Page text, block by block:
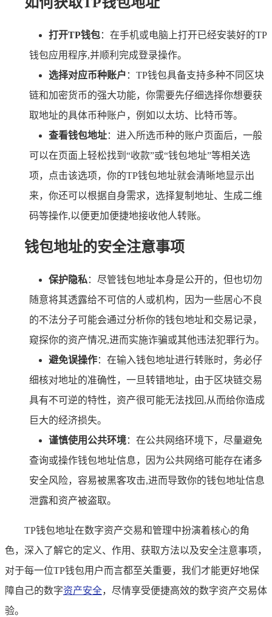
打开TP钱包：在手机或电脑上打开已经安装好的TP
钱包应用程序,并顺利完成登录操作。
选择对应币种账户 ：TP钱包具备支持多种不同区块
链和加密货币的强大功能，你需要先仔细选择你想要获
取地址的具体币种账户，例如以太坊、比特币等。
查看钱包地址：进入所选币种的账户页面后，一般
可以在页面上轻松找到“收款”或“钱包地址”等相关选
项，点击该选项，你的TP钱包地址就会清晰地显示出
来，你还可以根据自身需求，选择复制地址、生成二维
码等操作,以便更加便捷地接收他人转账。
钱包地址的安全注意事项
保护隐私：尽管钱包地址本身是公开的，但也切勿
随意将其透露给不可信的人或机构，因为一些居心不良
的不法分子可能会通过分析你的钱包地址和交易记录，
窥探你的资产情况,进而实施诈骗或其他违法犯罪行为。
避免误操作：在输入钱包地址进行转账时，务必仔
细核对地址的准确性，一旦转错地址，由于区块链交易
具有不可逆的特性，资产很可能无法找回,从而给你造成
巨大的经济损失。
谨慎使用公共环境：在公共网络环境下，尽量避免
查询或操作钱包地址信息，因为公共网络可能存在诸多
安全风险，容易被黑客攻击,进而导致你的钱包地址信息
泄露和资产被盗取。
TP钱包地址在数字资产交易和管理中扮演着核心的角
色，深入了解它的定义、作用、获取方法以及安全注意事项，
对于每一位TP钱包用户而言都至关重要，我们才能更好地保
障自己的数字资产安全，尽情享受便捷高效的数字资产交易体
验。